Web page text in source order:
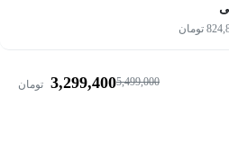
5,499,000
3,299,400 تومان